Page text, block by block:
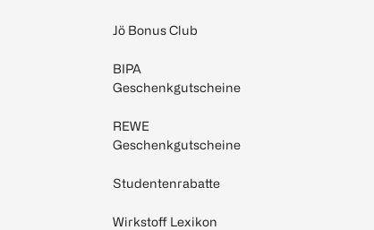
Jö Bonus Club
BIPA
Geschenkgutscheine
REWE
Geschenkgutscheine
Studentenrabatte
Wirkstoff Lexikon